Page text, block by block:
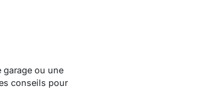
garage ou une
conseils pour